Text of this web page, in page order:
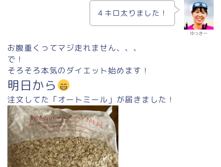
ゆっきー
４キロ太りました！
お腹重くってマジ走れません、、、
で！
そろそろ本気のダイエット始めます！
明日から
注文してた「オートミール」が届きました！